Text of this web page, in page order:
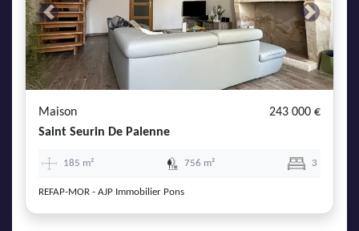
Previous Next
Maison
243 000 €
Saint Seurin De Palenne
185 m² 756 m² 3
REFAP-MOR - AJP Immobilier Pons